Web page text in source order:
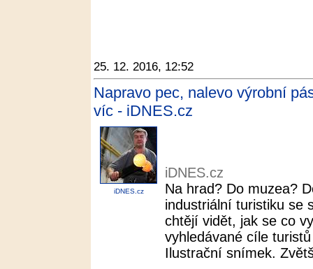
25. 12. 2016, 12:52
Napravo pec, nalevo výrobní
víc - iDNES.cz
iDNES.cz
iDNES.cz
Na hrad? Do muzea?
industriální turistiku se
chtějí vidět, jak se co
vyhledávané cíle
Ilustrační snímek.